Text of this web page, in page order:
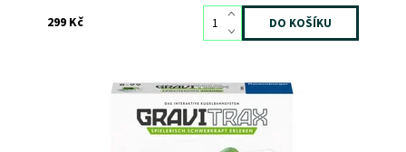
299 Kč
Skladem>3
7175
RAVENSBURGER